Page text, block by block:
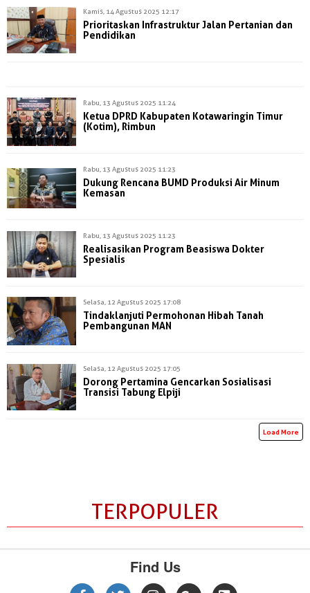
Kamis, 14 Agustus 2025 12:17
Prioritaskan Infrastruktur Jalan Pertanian dan
Pendidikan
Rabu, 13 Agustus 2025 11:24
Ketua DPRD Kabupaten Kotawaringin Timur
(Kotim), Rimbun
Rabu, 13 Agustus 2025 11:23
Dukung Rencana BUMD Produksi Air Minum
Kemasan
Rabu, 13 Agustus 2025 11:23
Realisasikan Program Beasiswa Dokter
Spesialis
Selasa, 12 Agustus 2025 17:08
Tindaklanjuti Permohonan Hibah Tanah
Pembangunan MAN
Selasa, 12 Agustus 2025 17:05
Dorong Pertamina Gencarkan Sosialisasi
Transisi Tabung Elpiji
Load More
TERPOPULER
Find Us